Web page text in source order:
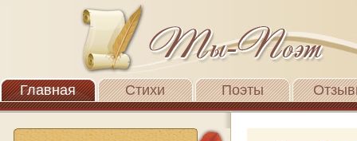
Главная Стихи Поэты